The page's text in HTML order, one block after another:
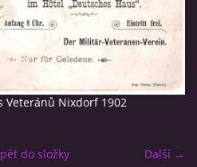
Veteránů Nixdorf 1902
Další →
do složky